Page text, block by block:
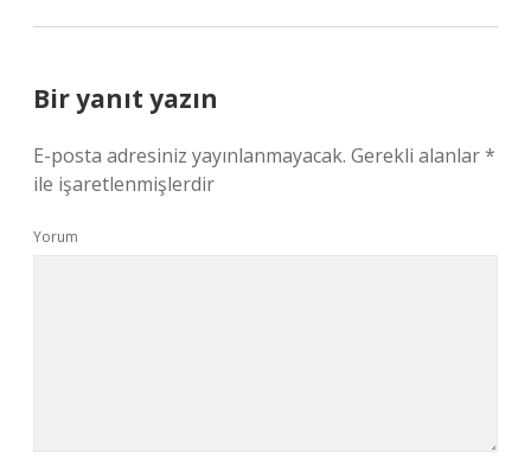
Bir yanıt yazın
E-posta adresiniz yayınlanmayacak. Gerekli alanlar*
ile işaretlenmişlerdir
Yorum